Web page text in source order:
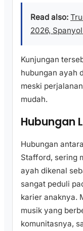
Read also:
2026,
Kunjungan
hubungan ayah
meski
mudah.
Hubungan
Hubungan
Stafford, sering
ayah dikenal
sangat peduli
karier anaknya.
musik yang
komunitasnya,